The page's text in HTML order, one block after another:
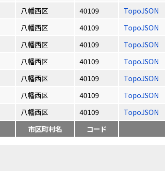
八幡西区 40109 TopoJSON
八幡西区 40109 TopoJSON
八幡西区 40109 TopoJSON
八幡西区 40109 TopoJSON
八幡西区 40109 TopoJSON
八幡西区 40109 TopoJSON
八幡西区 40109 TopoJSON
市区町村名 コード